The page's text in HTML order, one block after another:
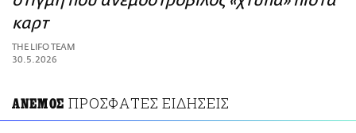
ΑΜΠΑ
PRINT
καρτ
THE LIFO TEAM
30.5.2026
ΑΝΕΜΟΣ ΠΡΟΣΦΑΤΕΣ ΕΙΔΗΣΕΙΣ